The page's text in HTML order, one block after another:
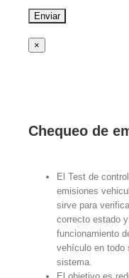
×
Chequeo de
El Test de
emisiones
sirve para
correcto estado y
funcionamiento
vehículo en todo
sistema.